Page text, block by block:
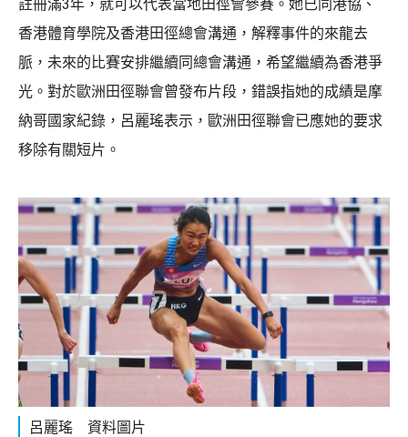
註冊滿3年，就可以代表當地田徑會參賽。她已同港協、
香港體育學院及香港田徑總會溝通，解釋事件的來龍去
脈，未來的比賽安排繼續同總會溝通，希望繼續為香港爭
光。對於歐洲田徑聯會曾發布片段，錯誤指她的成績是摩
納哥國家紀錄，呂麗瑤表示，歐洲田徑聯會已應她的要求
移除有關短片。
呂麗瑤 資料圖片